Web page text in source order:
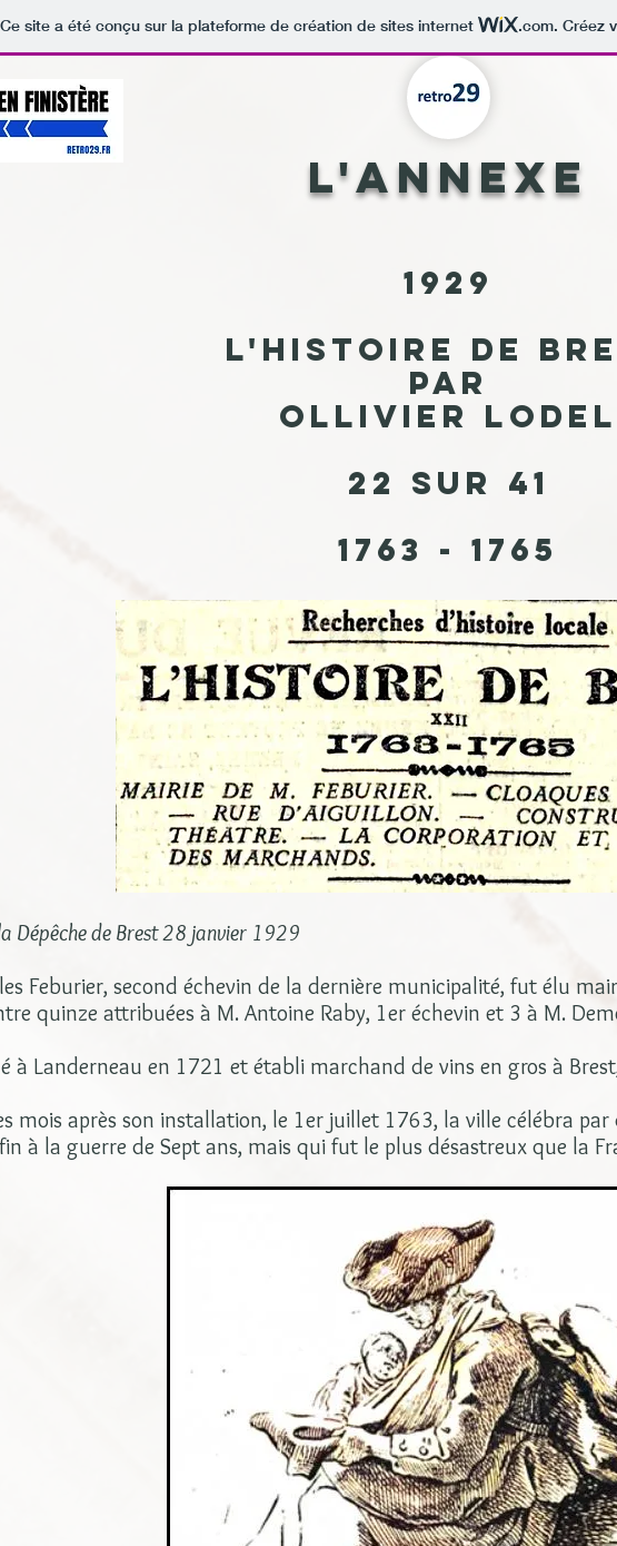
Ce site a été conçu sur la plateforme de création de sites internet .com. Créez
L'annexe
1929
L'histoire de
par
Ollivier Lodel
22 sur 41
1763 - 1765
Dépêche de Brest 28 janvier 1929
Feburier, second échevin de la dernière municipalité, fut élu
quinze attribuées à M. Antoine Raby, 1er échevin et 3 à M.
à Landerneau en 1721 et établi marchand de vins en gros à
mois après son installation, le 1er juillet 1763, la ville célébra par
à la guerre de Sept ans, mais qui fut le plus désastreux que la